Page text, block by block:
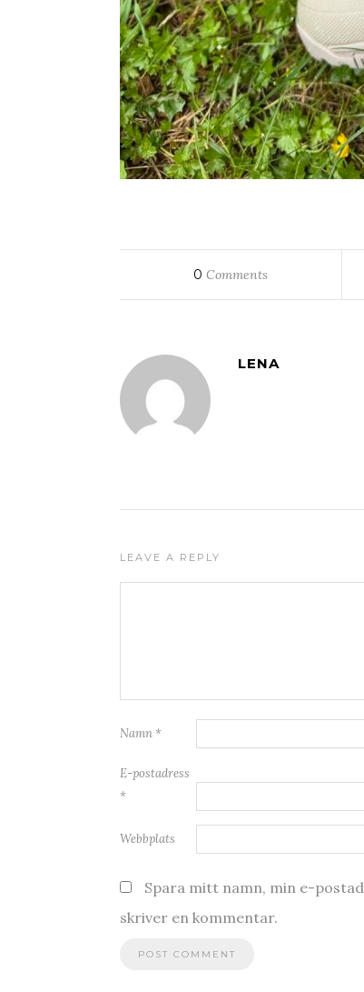
0 Comments
LENA
LEAVE A REPLY
Namn *
E-postadress
*
Webbplats
Spara mitt namn, min e-
skriver en kommentar.